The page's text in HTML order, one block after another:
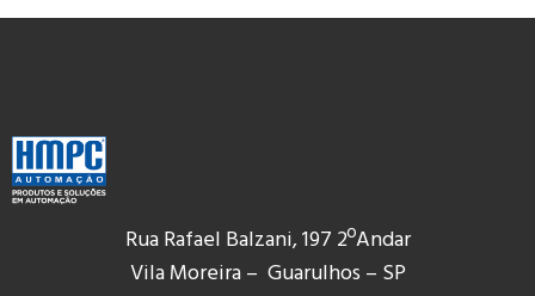
Rua Rafael Balzani, 197 2ºAndar
Vila Moreira – Guarulhos – SP